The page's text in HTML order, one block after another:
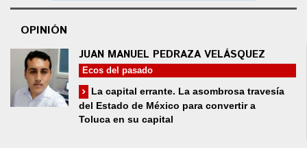
OPINIÓN
JUAN MANUEL PEDRAZA VELÁSQUEZ
Ecos del pasado
La capital errante. La asombrosa travesía
del Estado de México para convertir a
Toluca en su capital